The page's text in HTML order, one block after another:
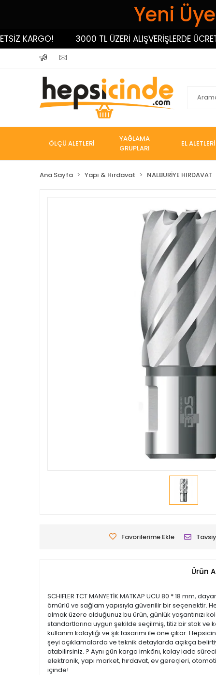
Yeni
KARGO! 3000 TL ÜZERİ ALIŞVERİŞLERDE
ÖLÇÜ ALETLERİ
YAĞLAMA
GRUPLARI
EL ALETLERİ
Ana Sayfa Yapı & Hırdavat NALBURİYE HIRDAVAT
Favorilerime Ekle
Ürün
SCHIFLER TCT MANYETİK MATKAP UCU 80 * 18
ömürlü ve sağlam yapısıyla güvenilir bir seçenektir.
almak üzere olduğunuz bu ürün, günlük yaşantınızı
standartlarına uygun şekilde seçilmiş, titiz bir stok ve
kullanım kolaylığı ve şık tasarımı ile öne çıkar.
şeyi açıklamalarda ve teknik detaylarda açıkça
atabilirsiniz. ? Aynı gün kargo imkânı, kolay iade
elektronik, yapı market, hırdavat, ev gereçleri,
içinde!